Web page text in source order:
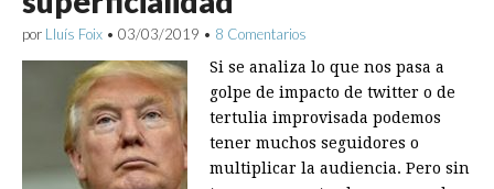
por Lluís Foix • 03/03/2019 • 8 Comentarios
Si se analiza lo que nos pasa a
golpe de impacto de twitter o de
tertulia improvisada podemos
tener muchos seguidores o
multiplicar la audiencia. Pero sin